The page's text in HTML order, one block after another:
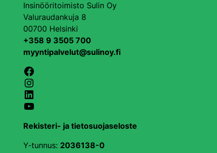
Insinööritoimisto Sulin Oy
Valuraudankuja 8
00700 Helsinki
+358 9 3505 700
myyntipalvelut@sulinoy.fi
Facebook
Instagram
LinkedIn
YouTube
Rekisteri- ja tietosuojaseloste
Y-tunnus: 2036138-0